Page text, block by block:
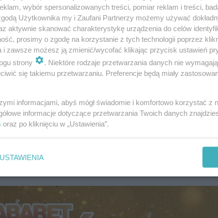
dla wiernych fanów, jak i dla tych, którzy dopiero
1/3 o godzinie 20:15
było tak dobrze”.
wybór spersonalizowanych treści, pomiar reklam i treści,
Użytkownika my i Zaufani Partnerzy możemy używać
aktywnie skanować charakterystykę urządzenia do celów
prosimy o zgodę na korzystanie z tych technologii poprzez
i zawsze możesz ją zmienić/wycofać klikając przycisk ustawień
strony
. Niektóre rodzaje przetwarzania danych nie
się takiemu przetwarzaniu. Preferencje będą miały
informacjami, abyś mógł świadomie i komfortowo korzystać z
informacje dotyczące przetwarzania Twoich danych
oraz po kliknięciu w „Ustawienia”.
USTAWIENIA